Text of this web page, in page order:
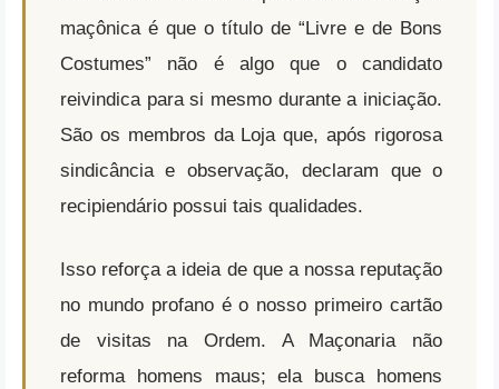
maçônica é que o título de “Livre e de Bons
Costumes” não é algo que o candidato
reivindica para si mesmo durante a iniciação.
São os membros da Loja que, após rigorosa
sindicância e observação, declaram que o
recipiendário possui tais qualidades.
Isso reforça a ideia de que a nossa reputação
no mundo profano é o nosso primeiro cartão
de visitas na Ordem. A Maçonaria não
reforma homens maus; ela busca homens